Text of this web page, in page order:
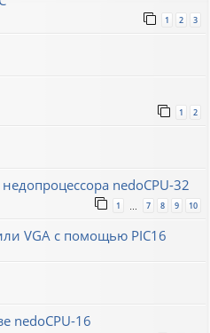
1 2 3
1 2
nedoCPU-32
1 7 8 9 10
VGA с помощью PIC16
nedoCPU-16